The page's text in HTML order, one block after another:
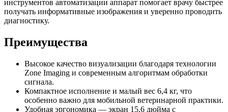
инструментов автоматизации аппарат помогает врачу быстрее
получать информативные изображения и уверенно проводить
диагностику.
Преимущества
Высокое качество визуализации благодаря технологии
Zone Imaging и современным алгоритмам обработки
сигнала.
Компактное исполнение и малый вес 6,4 кг, что
особенно важно для мобильной ветеринарной практики.
Удобная эргономика — экран 15,6 дюйма с